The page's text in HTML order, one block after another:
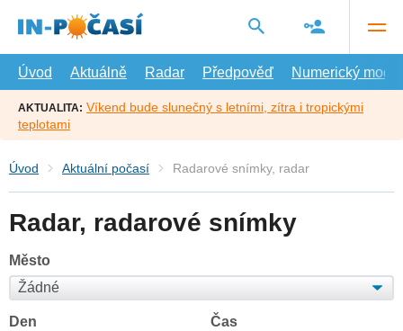
hlavní
Úvod
Aktuálně Radar Předpověď Numerický model
AKTUALITA: Víkend bude slunečný s letními, zítra i tropickými
teplotami
Úvod Aktuální počasí Radarové snímky, radar
Radar, radarové snímky
Město
Den Čas